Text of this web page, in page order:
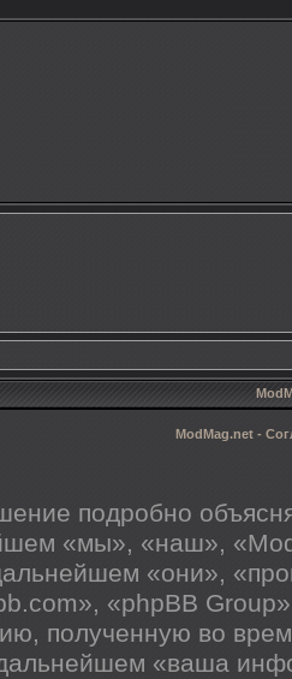
ModMag.net -
подробно
«мы», «наш»,
«они»,
«phpBB
полученную во
«ваша